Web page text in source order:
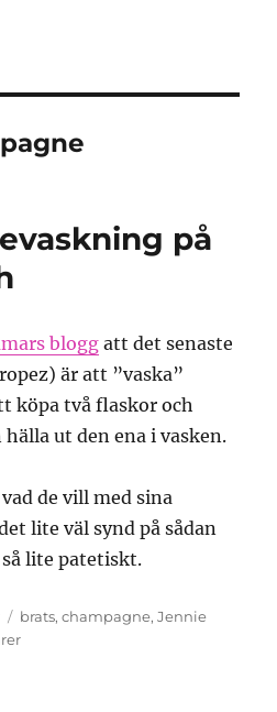
på
bloggatt det senaste
är att ”vaska”
köpa två flaskor och
ut den ena i vasken.
de vill med sina
lite väl synd på sådan
lite patetiskt.
Etiketter
brats,champagne,Jennie
till